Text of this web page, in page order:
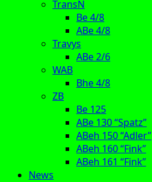
TransN
Be 4/8
ABe 4/8
Travys
ABe 2/6
WAB
Bhe 4/8
ZB
Be 125
ABe 130 “Spatz”
ABeh 150 “Adler”
ABeh 160 “Fink”
ABeh 161 “Fink”
News